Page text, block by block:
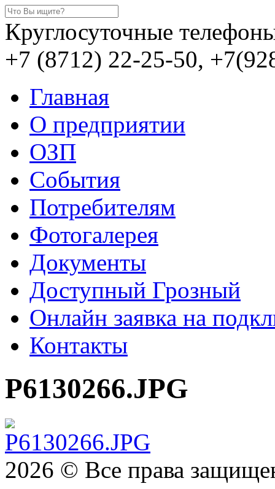
Круглосуточные
+7 (8712) 22-25-50,
Главная
О предприятии
ОЗП
События
Потребителям
Фотогалерея
Документы
Доступный Грозный
Онлайн заявка на
Контакты
P6130266.JPG
2026 © Все права